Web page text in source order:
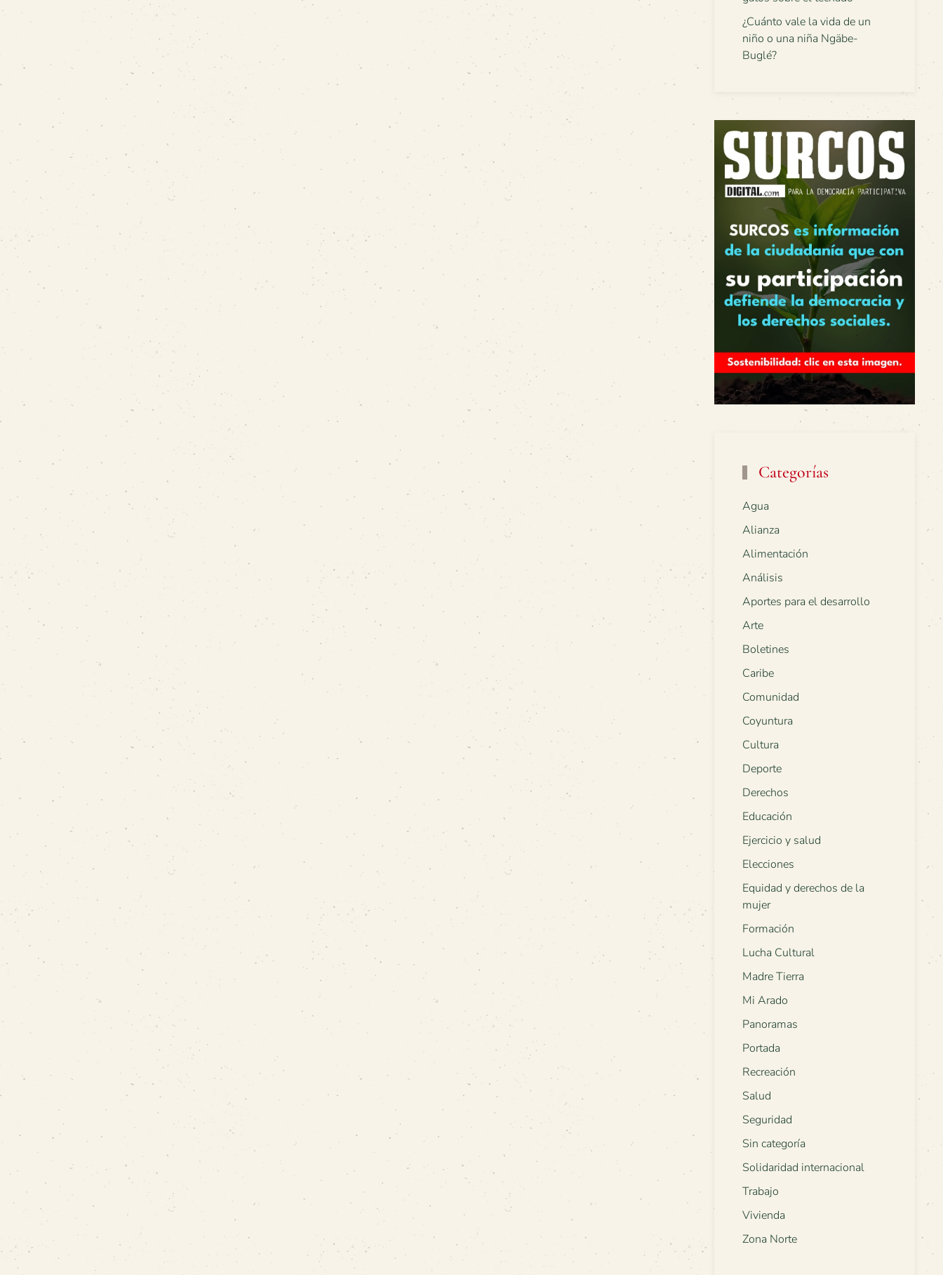
¿Cuánto vale la vida de un
niño o una niña Ngäbe-
Buglé?
Categorías
Agua
Alianza
Alimentación
Análisis
Aportes para el desarrollo
Arte
Boletines
Caribe
Comunidad
Coyuntura
Cultura
Deporte
Derechos
Educación
Ejercicio y salud
Elecciones
Equidad y derechos de la
mujer
Formación
Lucha Cultural
Madre Tierra
Mi Arado
Panoramas
Portada
Recreación
Salud
Seguridad
Sin categoría
Solidaridad internacional
Trabajo
Vivienda
Zona Norte